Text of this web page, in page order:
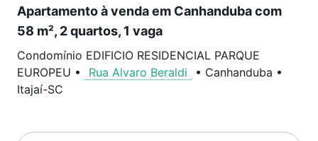
Apartamento à venda em Canhanduba com
58 m², 2 quartos, 1 vaga
Condomínio EDIFICIO RESIDENCIAL PARQUE
EUROPEU • Rua Alvaro Beraldi • Canhanduba •
Itajaí-SC